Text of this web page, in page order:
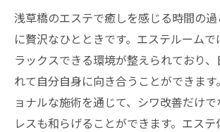
浅草橋のエステで癒しを感じる時間の
に贅沢なひとときです。エステルームで
ラックスできる環境が整えられており
れて自分自身に向き合うことができま
ョナルな施術を通じて、シワ改善だけ
レスも和らげることができます。エス